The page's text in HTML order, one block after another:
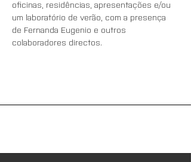
oficinas, residências, apresentações e/ou
um laboratório de verão, com a presença
de Fernanda Eugenio e outros
colaboradores directos.